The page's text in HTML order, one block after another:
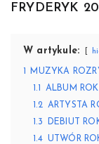
FRYDERYK
W artykule:
MUZYKA
1.1
ALBUM
1.2 ARTYSTA
1.3
DEBIUT
1.4 UTWÓR